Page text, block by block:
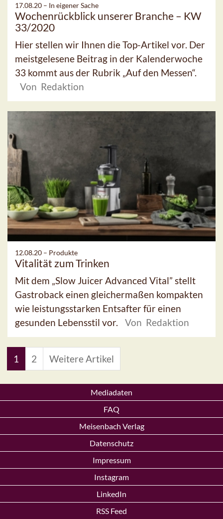
17.08.20 – In eigener Sache
Wochenrückblick unserer Branche – KW
33/2020
Hier stellen wir Ihnen die Top-Artikel vor. Der
meistgelesene Beitrag in der Kalenderwoche
33 kommt aus der Rubrik „Auf den Messen“.
Von Redaktion
12.08.20 – Produkte
Vitalität zum Trinken
Mit dem „Slow Juicer Advanced Vital” stellt
Gastroback einen gleichermaßen kompakten
wie leistungsstarken Entsafter für einen
gesunden Lebensstil vor.
Von Redaktion
1 2 Weitere Artikel
Mediadaten
FAQ
Meisenbach Verlag
Datenschutz
Impressum
Instagram
LinkedIn
RSS Feed